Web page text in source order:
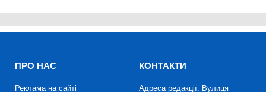
ПРО НАС
Реклама на сайті
КОНТАКТИ
Адреса редакції: Вулиця